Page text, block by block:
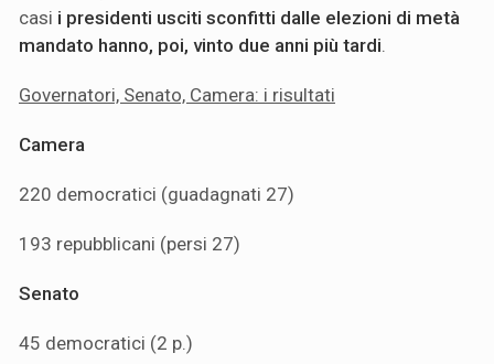
casi i presidenti usciti sconfitti dalle elezioni di metà
mandato hanno, poi, vinto due anni più tardi
Governatori, Senato, Camera: i risultati
Camera
220 democratici (guadagnati 27)
193 repubblicani (persi 27)
Senato
45 democratici (2 p.)